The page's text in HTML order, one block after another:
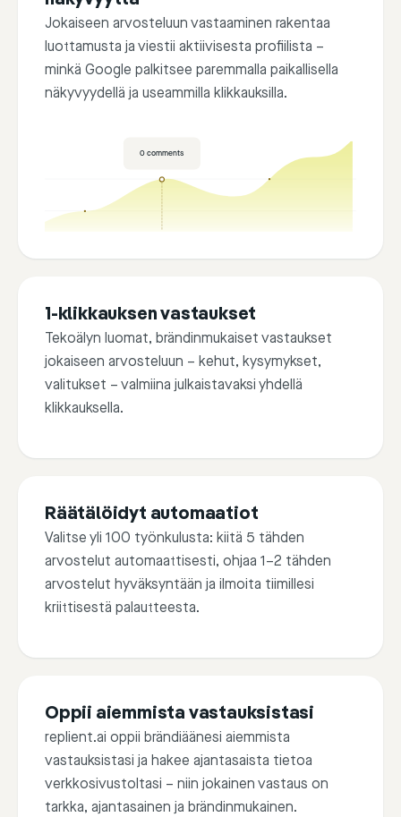
Jokaiseen arvosteluun vastaaminen rakentaa
luottamusta ja viestii aktiivisesta profiilista –
minkä Google palkitsee paremmalla paikallisella
näkyvyydellä ja useammilla klikkauksilla.
0comments
1-klikkauksen vastaukset
Tekoälyn luomat, brändinmukaiset vastaukset
jokaiseen arvosteluun – kehut, kysymykset,
valitukset – valmiina julkaistavaksi yhdellä
klikkauksella.
Räätälöidyt automaatiot
Valitse yli 100 työnkulusta: kiitä 5 tähden
arvostelut automaattisesti, ohjaa 1–2 tähden
arvostelut hyväksyntään ja ilmoita tiimillesi
kriittisestä palautteesta.
If
Oppii aiemmista vastauksistasi
replient.ai oppii brändiäänesi aiemmista
vastauksistasi ja hakee ajantasaista tietoa
verkkosivustoltasi – niin jokainen vastaus on
tarkka, ajantasainen ja brändinmukainen.